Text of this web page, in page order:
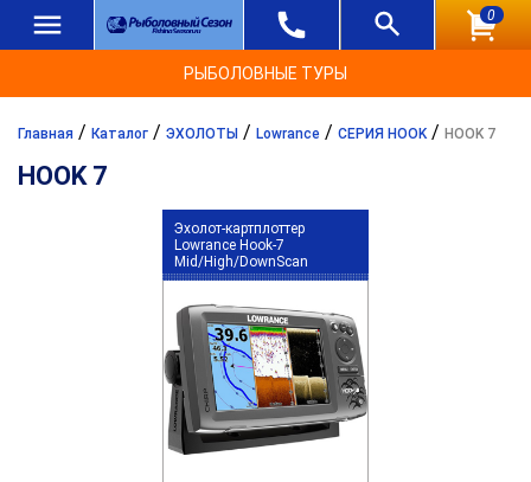
0
РЫБОЛОВНЫЕ ТУРЫ
Главная / Каталог / ЭХОЛОТЫ / Lowrance / СЕРИЯ HOOK/ HOOK 7
HOOK 7
Эхолот-картплоттер
Lowrance Hook-7
Mid/High/DownScan